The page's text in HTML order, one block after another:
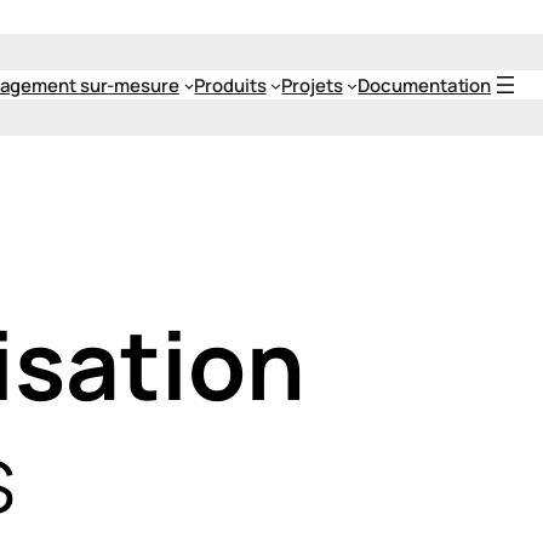
sur-mesure Produits Projets Documentation